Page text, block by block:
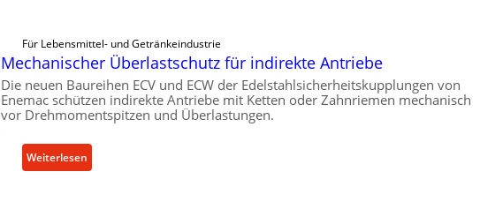
Für Lebensmittel- und Getränkeindustrie
Mechanischer Überlastschutz für indirekte Antriebe
Die neuen Baureihen ECV und ECW der Edelstahlsicherheitskupplungen von
Enemac schützen indirekte Antriebe mit Ketten oder Zahnriemen mechanisch
vor Drehmomentspitzen und Überlastungen.
Weiterlesen:
M